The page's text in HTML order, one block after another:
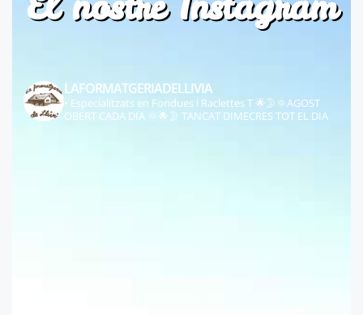
LAFORMATGERIADELLIVIA
• Especialitzats en Fondues i RaclettesT🌟🌛🌞AGOST
OBERT CADA DIA 🌞🌟🌛 TANCAT DIMECRES TOT EL DIA